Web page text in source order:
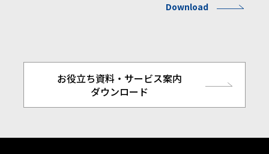
Download
お役立ち資料・サービス案内
ダウンロード